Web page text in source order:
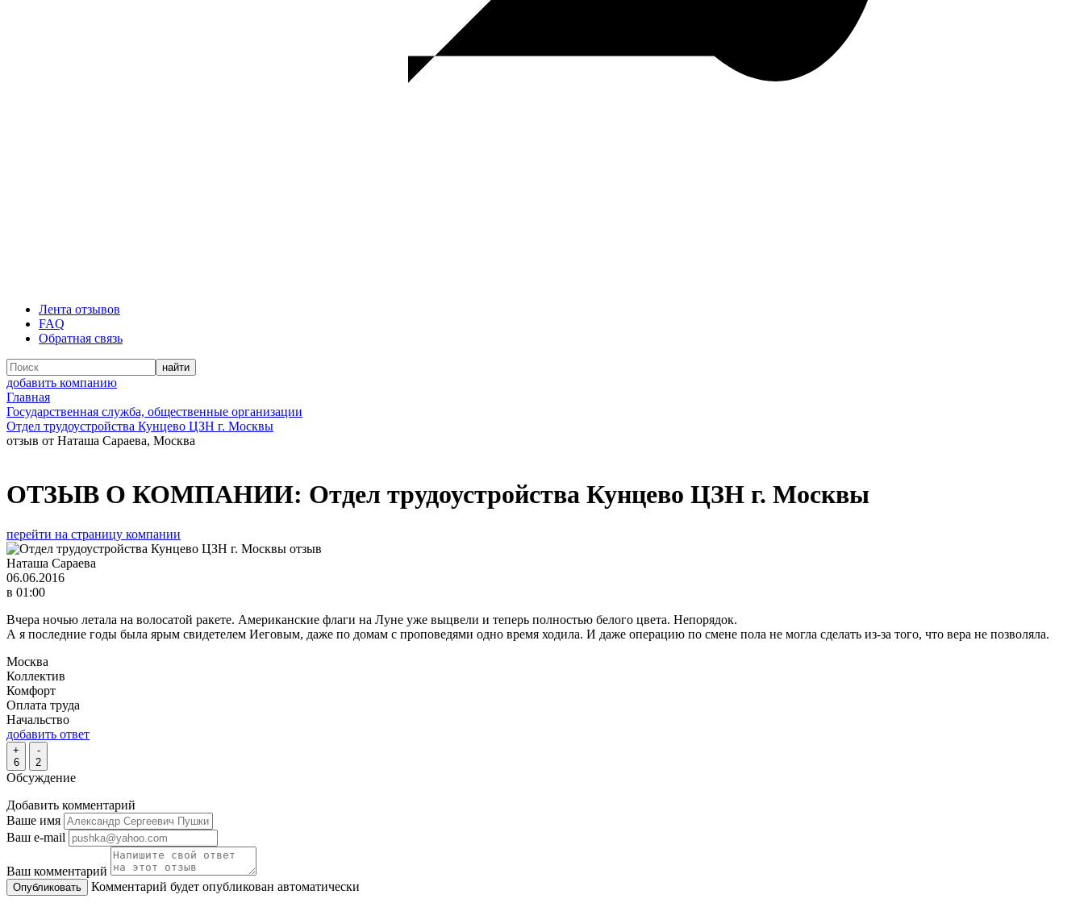
Лента отзывов
FAQ
Обратная связь
добавить компанию
Главная
Государственная служба, общественные организации
Отдел трудоустройства Кунцево ЦЗН г. Москвы
отзыв от Наташа Сараева, Москва
ОТЗЫВ О КОМПАНИИ: Отдел трудоустройства Кунцево ЦЗН г. Москвы
перейти на страницу компании
Наташа Сараева
06.06.2016
в 01:00
Вчера ночью летала на волосатой ракете. Американские флаги на Луне уже выцвели и теперь полностью белого цвета. Непорядок.
А я последние годы была ярым свидетелем Иеговым, даже по домам с проповедями одно время ходила. И даже операцию по смене пола не могла сделать из-за того, что вера не позволяла.
Москва
Коллектив
Комфорт
Оплата труда
Начальство
добавить ответ
+
6
-
2
Обсуждение
Добавить комментарий
Ваше имя
Ваш e-mail
Ваш комментарий
Комментарий будет опубликован автоматически